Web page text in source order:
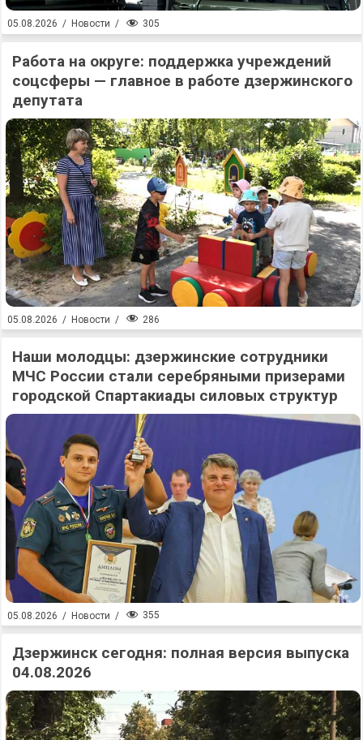
05.08.2026 / Новости / 305
Работа на округе: поддержка учреждений
соцсферы — главное в работе дзержинского
депутата
05.08.2026 / Новости / 286
Наши молодцы: дзержинские сотрудники
МЧС России стали серебряными призерами
городской Спартакиады силовых структур
05.08.2026 / Новости / 355
Дзержинск сегодня: полная версия выпуска
04.08.2026